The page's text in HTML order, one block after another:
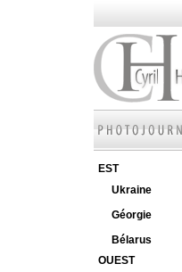
EST
Ukraine
Géorgie
Bélarus
OUEST